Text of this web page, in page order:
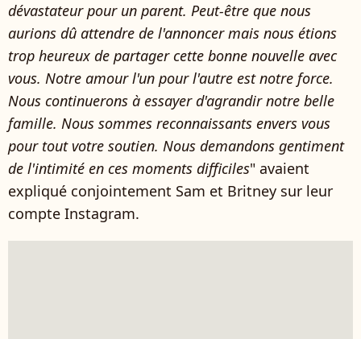
dévastateur pour un parent. Peut-être que nous
aurions dû attendre de l'annoncer mais nous étions
trop heureux de partager cette bonne nouvelle avec
vous. Notre amour l'un pour l'autre est notre force.
Nous continuerons à essayer d'agrandir notre belle
famille. Nous sommes reconnaissants envers vous
pour tout votre soutien. Nous demandons gentiment
de l'intimité en ces moments difficiles" avaient
expliqué conjointement Sam et Britney sur leur
compte Instagram.